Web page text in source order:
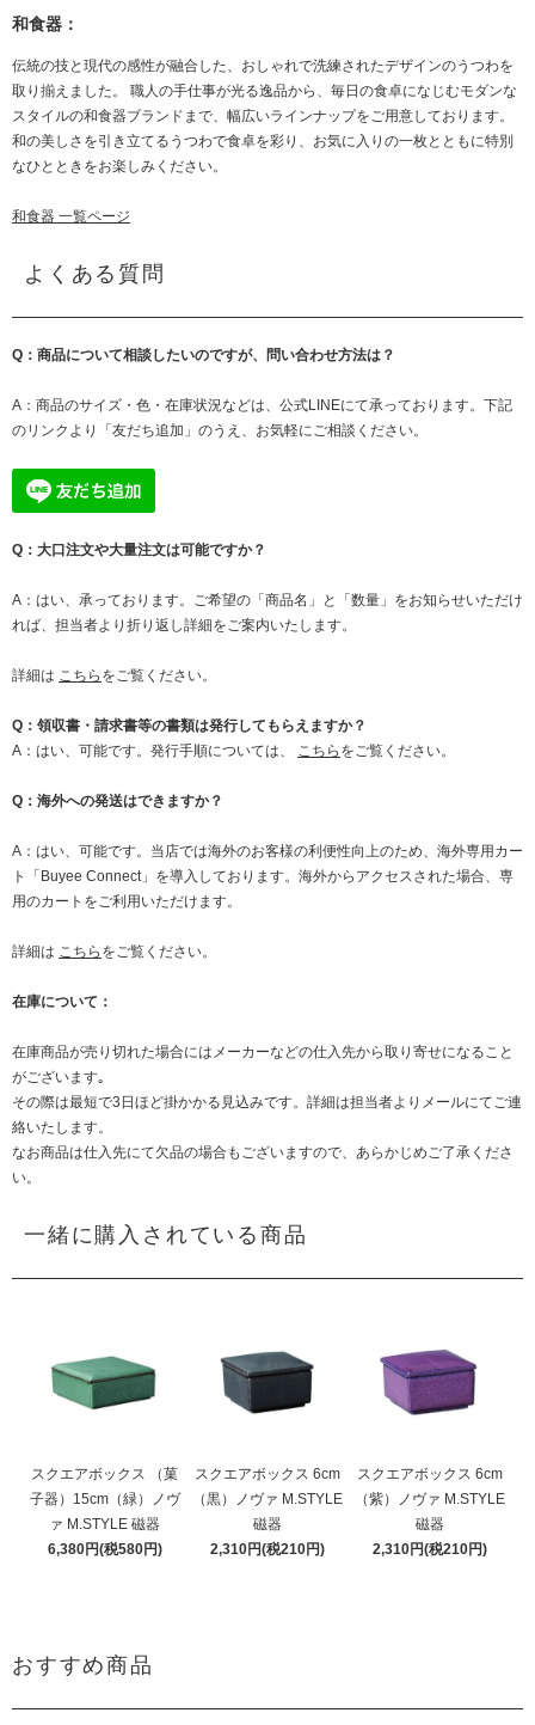
和食器：
伝統の技と現代の感性が融合した、おしゃれで洗練されたデザインのうつわを
取り揃えました。 職人の手仕事が光る逸品から、毎日の食卓になじむモダンな
スタイルの和食器ブランドまで、幅広いラインナップをご用意しております。
和の美しさを引き立てるうつわで食卓を彩り、お気に入りの一枚とともに特別
なひとときをお楽しみください。
和食器 一覧ページ
よくある質問
Q：商品について相談したいのですが、問い合わせ方法は？
A：商品のサイズ・色・在庫状況などは、公式LINEにて承っております。下記
のリンクより「友だち追加」のうえ、お気軽にご相談ください。
Q：大口注文や大量注文は可能ですか？
A：はい、承っております。ご希望の「商品名」と「数量」をお知らせいただけ
れば、担当者より折り返し詳細をご案内いたします。
詳細は こちら をご覧ください。
Q：領収書・請求書等の書類は発行してもらえますか？
A：はい、可能です。発行手順については、
こちら をご覧ください。
Q：海外への発送はできますか？
A：はい、可能です。当店では海外のお客様の利便性向上のため、海外専用カー
ト「Buyee Connect」を導入しております。海外からアクセスされた場合、専
用のカートをご利用いただけます。
詳細は こちら をご覧ください。
在庫について：
在庫商品が売り切れた場合にはメーカーなどの仕入先から取り寄せになること
がございます｡
その際は最短で3日ほど掛かかる見込みです。詳細は担当者よりメールにてご連
絡いたします。
なお商品は仕入先にて欠品の場合もございますので、あらかじめご了承くださ
い。
一緒に購入されている商品
スクエアボックス （菓
子器）15cm（緑）ノヴ
ァ M.STYLE 磁器
6,380円(税580円)
スクエアボックス 6cm
（黒）ノヴァ M.STYLE
磁器
2,310円(税210円)
スクエアボックス 6cm
（紫）ノヴァ M.STYLE
磁器
2,310円(税210円)
おすすめ商品